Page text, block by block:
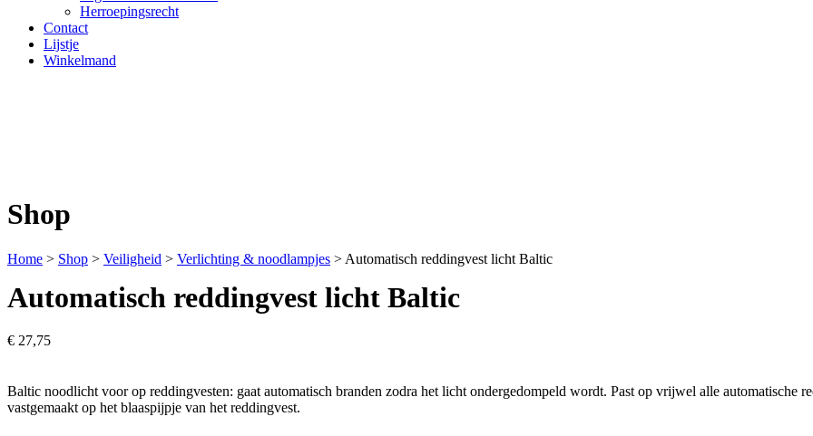
Herroepingsrecht
Contact
Lijstje
Winkelmand
Shop
Home > Shop > Veiligheid > Verlichting & noodlampjes > Automatisch reddingvest licht Baltic
Automatisch reddingvest licht Baltic
€ 27,75
Baltic noodlicht voor op reddingvesten: gaat automatisch branden zodra het licht ondergedompeld wordt. Past op vrijwel alle automatische
vastgemaakt op het blaaspijpje van het reddingvest.